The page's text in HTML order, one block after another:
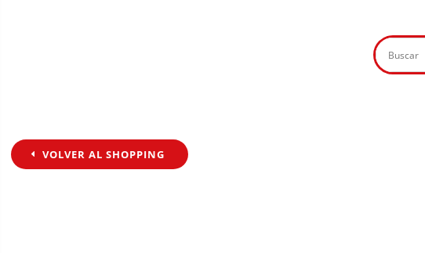
VOLVER AL SHOPPING